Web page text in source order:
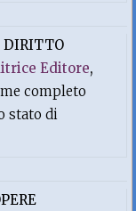
DIRITTO
Editore,
completo
stato di